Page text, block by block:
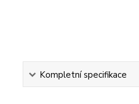
Kompletní specifikace